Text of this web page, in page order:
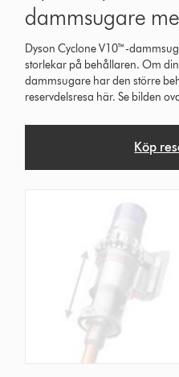
dammsugare
Dyson Cyclone V10™-
storlekar på behållaren. Om
dammsugare har den större
reservdelsresa här. Se bilden
Köp